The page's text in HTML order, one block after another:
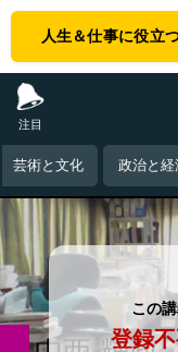
人生＆仕事に役立
注目
芸術と文化 政治と経
この
登録